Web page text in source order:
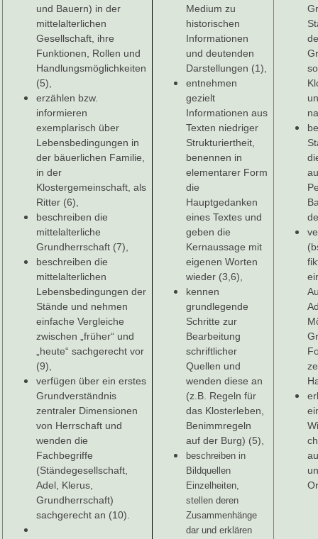
und Bauern) in der
mittelalterlichen
Gesellschaft, ihre
Funktionen, Rollen und
Handlungsmöglichkeiten
(5),
erzählen bzw.
informieren
exemplarisch über
Lebensbedingungen in
der bäuerlichen Familie,
in der
Klostergemeinschaft, als
Ritter (6),
beschreiben die
mittelalterliche
Grundherrschaft (7),
beschreiben die
mittelalterlichen
Lebensbedingungen der
Stände und nehmen
einfache Vergleiche
zwischen „früher“ und
„heute“ sachgerecht vor
(9),
verfügen über ein erstes
Grundverständnis
zentraler Dimensionen
von Herrschaft und
wenden die
Fachbegriffe
(Ständegesellschaft,
Adel, Klerus,
Grundherrschaft)
sachgerecht an (10).
Medium zu
historischen
Informationen
und deutenden
Darstellungen (1),
entnehmen
gezielt
Informationen aus
Texten niedriger
Strukturiertheit,
benennen in
elementarer Form
die
Hauptgedanken
eines Textes und
geben die
Kernaussage mit
eigenen Worten
wieder (3,6),
kennen
grundlegende
Schritte zur
Bearbeitung
schriftlicher
Quellen und
wenden diese an
(z.B. Regeln für
das Klosterleben,
Benimmregeln
auf der Burg) (5),
beschreiben in
Bildquellen
Einzelheiten,
stellen deren
Zusammenhänge
dar und erklären